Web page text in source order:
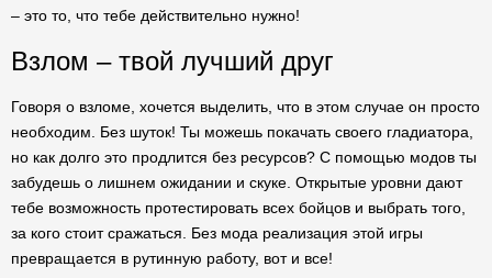
– это то, что тебе действительно нужно!
Взлом – твой лучший друг
Говоря о взломе, хочется выделить, что в этом случае он просто
необходим. Без шуток! Ты можешь покачать своего гладиатора,
но как долго это продлится без ресурсов? С помощью модов ты
забудешь о лишнем ожидании и скуке. Открытые уровни дают
тебе возможность протестировать всех бойцов и выбрать того,
за кого стоит сражаться. Без мода реализация этой игры
превращается в рутинную работу, вот и все!